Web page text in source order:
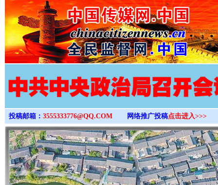
>
投稿邮箱： 3555333776@QQ.COM 网络推广投稿点击进入>>>